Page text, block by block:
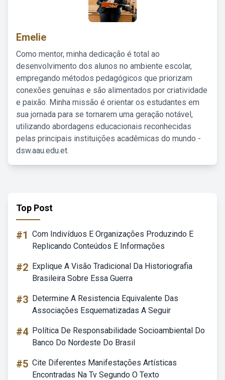
Emelie
Como mentor, minha dedicação é total ao
desenvolvimento dos alunos no ambiente escolar,
empregando métodos pedagógicos que priorizam
conexões genuínas e são alimentados por criatividade
e paixão. Minha missão é orientar os estudantes em
sua jornada para se tornarem uma geração notável,
utilizando abordagens educacionais reconhecidas
pelas principais instituições acadêmicas do mundo -
dsw.aau.edu.et.
Top Post
#1 Com Indivíduos E Organizações Produzindo E
Replicando Conteúdos E Informações
#2 Explique A Visão Tradicional Da Historiografia
Brasileira Sobre Essa Guerra
#3 Determine A Resistencia Equivalente Das
Associações Esquematizadas A Seguir
#4 Política De Responsabilidade Socioambiental Do
Banco Do Nordeste Do Brasil
#5 Cite Diferentes Manifestações Artísticas
Encontradas Na Tv Segundo O Texto